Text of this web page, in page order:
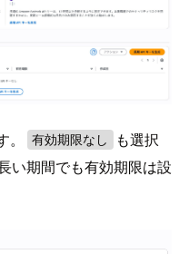
有効期限なし
も選択
い期間でも有効期限は設